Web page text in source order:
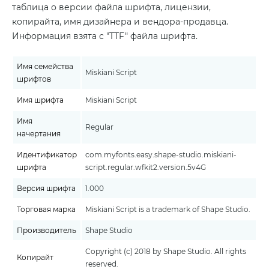
таблица о версии файла шрифта, лицензии,
копирайта, имя дизайнера и вендора-продавца.
Информация взята с "TTF" файла шрифта.
Имя семейства
шрифтов
Miskiani Script
Имя шрифта Miskiani Script
Имя
начертания
Regular
Идентификатор
шрифта
com.myfonts.easy.shape-studio.miskiani-
script.regular.wfkit2.version.5v4G
Версия шрифта 1.000
Торговая марка Miskiani Script is a trademark of Shape Studio.
Производитель Shape Studio
Копирайт
Copyright (c) 2018 by Shape Studio. All rights
reserved.